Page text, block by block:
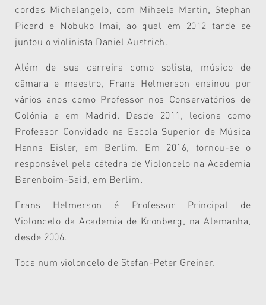
cordas Michelangelo, com Mihaela Martin, Stephan
Picard e Nobuko Imai, ao qual em 2012 tarde se
juntou o violinista Daniel Austrich.
Além de sua carreira como solista, músico de
câmara e maestro, Frans Helmerson ensinou por
vários anos como Professor nos Conservatórios de
Colónia e em Madrid. Desde 2011, leciona como
Professor Convidado na Escola Superior de Música
Hanns Eisler, em Berlim. Em 2016, tornou-se o
responsável pela cátedra de Violoncelo na Academia
Barenboim-Said, em Berlim.
Frans Helmerson é Professor Principal de
Violoncelo da Academia de Kronberg, na Alemanha,
desde 2006.
Toca num violoncelo de Stefan-Peter Greiner.